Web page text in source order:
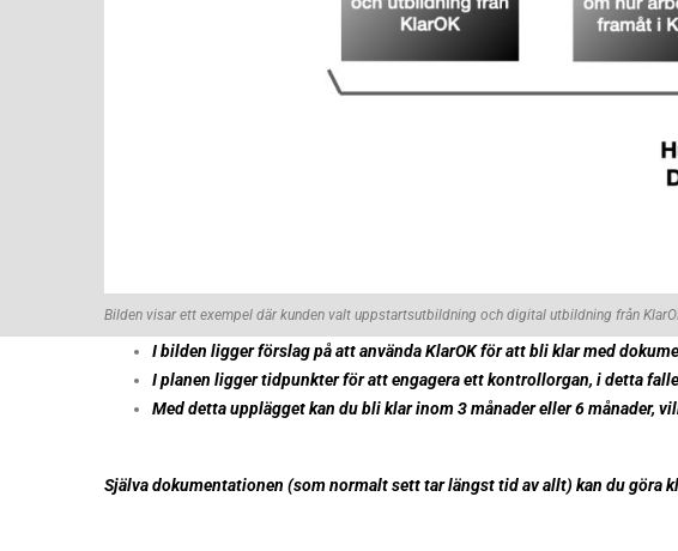
Bilden visar ett exempel där kunden valt uppstartsutbildning och digital utbildning från
I bilden ligger förslag på att använda KlarOK för att bli klar med
I planen ligger tidpunkter för att engagera ett kontrollorgan, i detta
Med detta upplägget kan du bli klar inom 3 månader eller 6 månader,
Själva dokumentationen (som normalt sett tar längst tid av allt) kan du göra